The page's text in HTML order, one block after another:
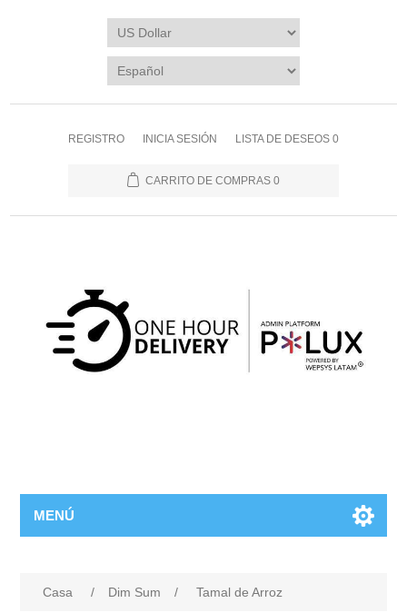
REGISTRO INICIA SESIÓN LISTA DE DESEOS 0
CARRITO DE COMPRAS 0
MENÚ
Casa / Dim Sum / Tamal de Arroz